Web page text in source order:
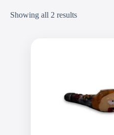
Showing all 2 results